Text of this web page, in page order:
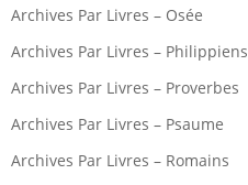
Archives Par Livres – Osée
Archives Par Livres – Philippiens
Archives Par Livres – Proverbes
Archives Par Livres – Psaume
Archives Par Livres – Romains